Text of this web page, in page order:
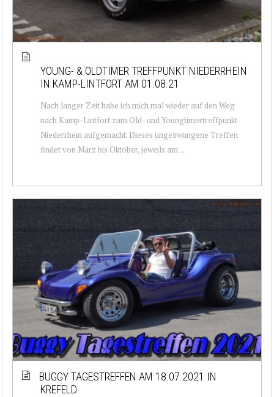
YOUNG- & OLDTIMER TREFFPUNKT NIEDERRHEIN
IN KAMP-LINTFORT AM 01.08.21
Nach langer Zeit habe ich mich mal wieder auf den Weg
nach Kamp-Lintfort zum Old- und Youngtimertreffpunkt
Niederrhein aufgemacht. Dieses ungezwungene Treffen
findet von März bis Oktober, jeweils am ...
BUGGY TAGESTREFFEN AM 18.07.2021 IN
KREFELD